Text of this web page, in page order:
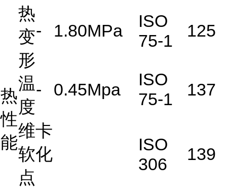
热
性
能
热
变
形
温
度
- 1.80MPa
ISO
75-1
125
- 0.45Mpa
ISO
75-1
137
维卡
软化
点
ISO
306
139